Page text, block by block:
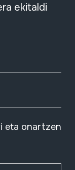
ekitaldi
eta onartzen